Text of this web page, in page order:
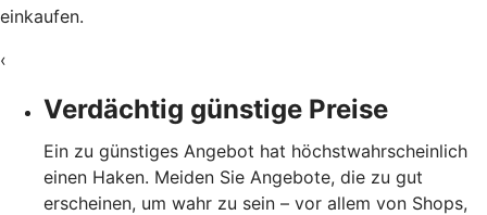
einkaufen.
‹
Verdächtig günstige Preise
Ein zu günstiges Angebot hat höchstwahrscheinlich
einen Haken. Meiden Sie Angebote, die zu gut
erscheinen, um wahr zu sein – vor allem von Shops,